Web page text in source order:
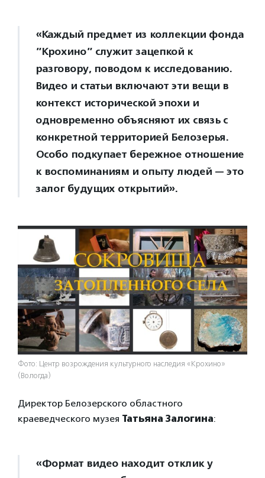
«Каждый предмет из коллекции фонда
”Крохино” служит зацепкой к
разговору, поводом к исследованию.
Видео и статьи включают эти вещи в
контекст исторической эпохи и
одновременно объясняют их связь с
конкретной территорией Белозерья.
Особо подкупает бережное отношение
к воспоминаниям и опыту людей — это
залог будущих открытий».
Фото: Центр возрождения культурного наследия «Крохино»
(Вологда)
Директор Белозерского областного
краеведческого музея Татьяна Залогина:
«Формат видео находит отклик у